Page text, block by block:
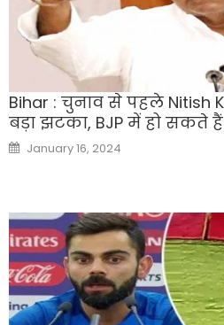
Bihar : चुनाव से पहले Nitish
बड़ा झटका, BJP में हो सकते
Posted
on
January 16, 2024